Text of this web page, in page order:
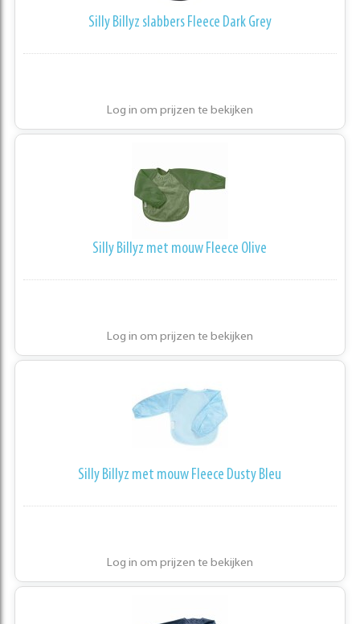
Silly Billyz slabbers Fleece Dark Grey
Log in om prijzen te bekijken
Silly Billyz met mouw Fleece Olive
Log in om prijzen te bekijken
Silly Billyz met mouw Fleece Dusty Bleu
Log in om prijzen te bekijken